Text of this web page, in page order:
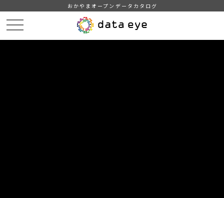
おかやまオープンデータカタログ